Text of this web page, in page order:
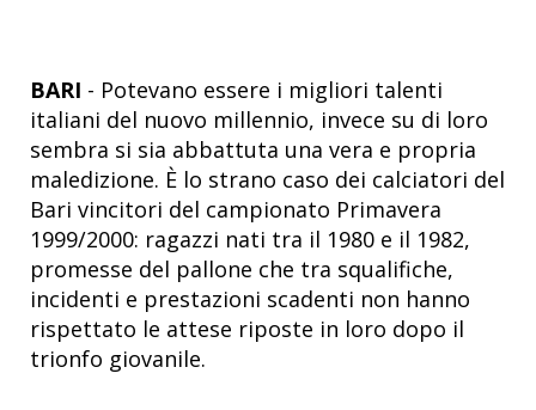
BARI - Potevano essere i migliori talenti
italiani del nuovo millennio, invece su di loro
sembra si sia abbattuta una vera e propria
maledizione. È lo strano caso dei calciatori del
Bari vincitori del campionato Primavera
1999/2000: ragazzi nati tra il 1980 e il 1982,
promesse del pallone che tra squalifiche,
incidenti e prestazioni scadenti non hanno
rispettato le attese riposte in loro dopo il
trionfo giovanile.